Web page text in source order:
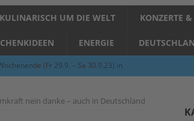
KULINARISCH UM DIE WELT KONZERTE &
ENERGIE
(Fr 29.9. – Sa 30.9.23) in
an der Töpferscheibe in Schifferstadt
nein danke – auch in Deutschland